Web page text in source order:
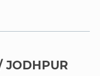
JODHPUR